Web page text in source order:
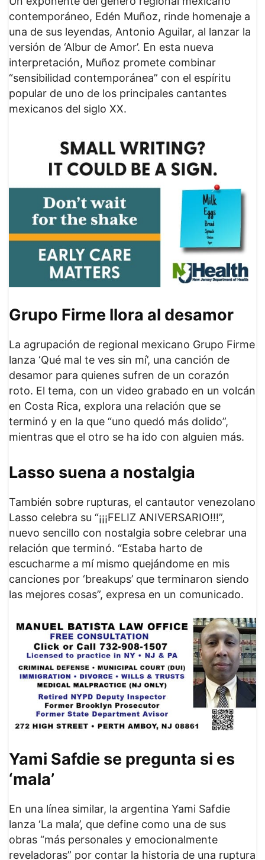
contemporáneo, Edén Muñoz, rinde homenaje a
una de sus leyendas, Antonio Aguilar, al lanzar la
versión de ‘Albur de Amor’. En esta nueva
interpretación, Muñoz promete combinar
“sensibilidad contemporánea” con el espíritu
popular de uno de los principales cantantes
mexicanos del siglo XX.
Grupo Firme llora al desamor
La agrupación de regional mexicano Grupo Firme
lanza ‘Qué mal te ves sin mí’, una canción de
desamor para quienes sufren de un corazón
roto. El tema, con un video grabado en un volcán
en Costa Rica, explora una relación que se
terminó y en la que “uno quedó más dolido”,
mientras que el otro se ha ido con alguien más.
Lasso suena a nostalgia
También sobre rupturas, el cantautor venezolano
Lasso celebra su “¡¡¡FELIZ ANIVERSARIO!!!”,
nuevo sencillo con nostalgia sobre celebrar una
relación que terminó. “Estaba harto de
escucharme a mí mismo quejándome en mis
canciones por ‘breakups’ que terminaron siendo
las mejores cosas”, expresa en un comunicado.
Yami Safdie se pregunta si es
‘mala’
En una línea similar, la argentina Yami Safdie
lanza ‘La mala’, que define como una de sus
obras “más personales y emocionalmente
reveladoras” por contar la historia de una ruptura